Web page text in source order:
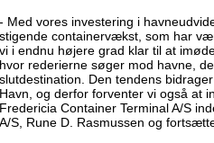
- Med vores investering i
stigende containervækst, som har
vi i endnu højere grad klar til at
hvor rederierne søger mod havne,
slutdestination. Den tendens
Havn, og derfor forventer vi også at
Fredericia Container Terminal A/S
A/S, Rune D. Rasmussen og